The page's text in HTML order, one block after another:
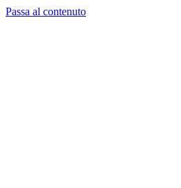
Passa al contenuto